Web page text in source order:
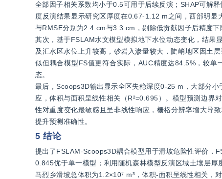
全部因子相关系数均小于0.5可用于后续反演；SHAP可解
度反演结果显示研究区厚度在0.67-1.12 m之间，西部明
与RMSE分别为2.4 cm与3.3 cm，剔除低贡献因子后精度下
其次，基于FSLAM水文模型模拟地下水位动态变化，结
及汇水区水位上升较高，砂岩入渗量较大，陡峭地区因土
似但耦合模型FS值更符合实际，AUC精度达84.5%，较
态。
最后，Scoops3D输出显示全区失稳深度0-25 m，大部分
应，体积与面积呈线性相关（R²=0.695）。模型预测边界
性对重度变化最敏感且呈非线性响应，栅格分辨率增大导
提升预测准确性。
5 结论
提出了FSLAM-Scoops3D耦合模型用于滑坡危险性评价，
0.845优于单一模型；利用随机森林模型反演区域土壤层
马烈乡滑坡总体积为1.2×10⁷ m³，体积-面积呈线性相关，